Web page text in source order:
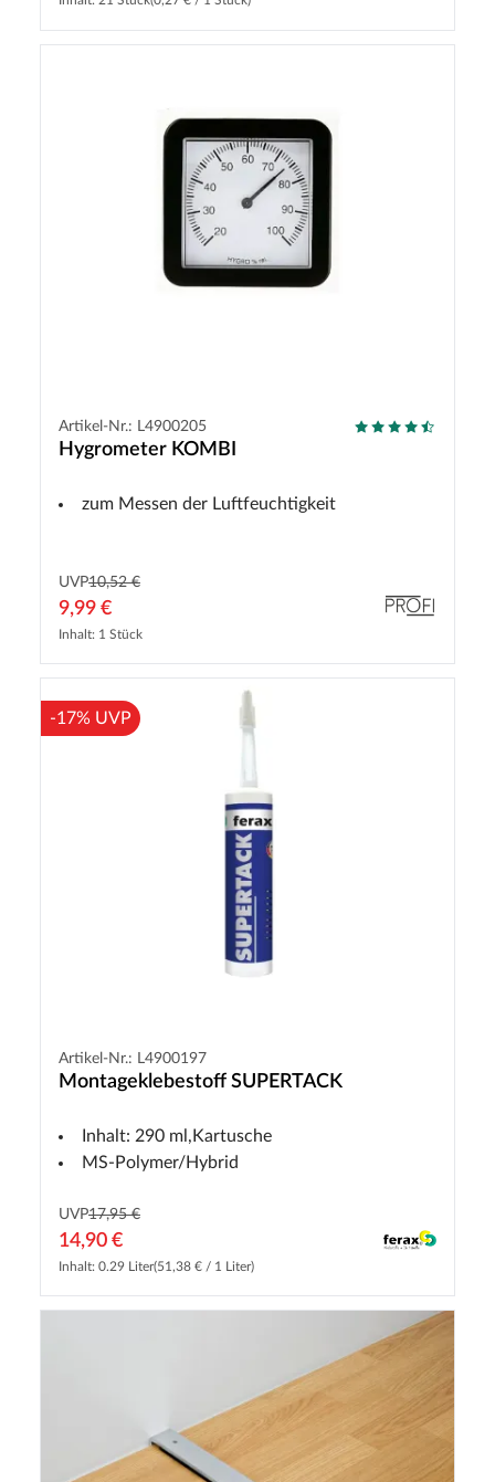
Artikel-Nr.: L4900205
Hygrometer KOMBI
zum Messen der Luftfeuchtigkeit
UVP10,52 €
9,99 €
Inhalt: 1 Stück
-17% UVP
Artikel-Nr.: L4900197
Montageklebestoff SUPERTACK
Inhalt: 290 ml,Kartusche
MS-Polymer/Hybrid
UVP17,95 €
14,90 €
Inhalt: 0.29 Liter(51,38 € / 1 Liter)